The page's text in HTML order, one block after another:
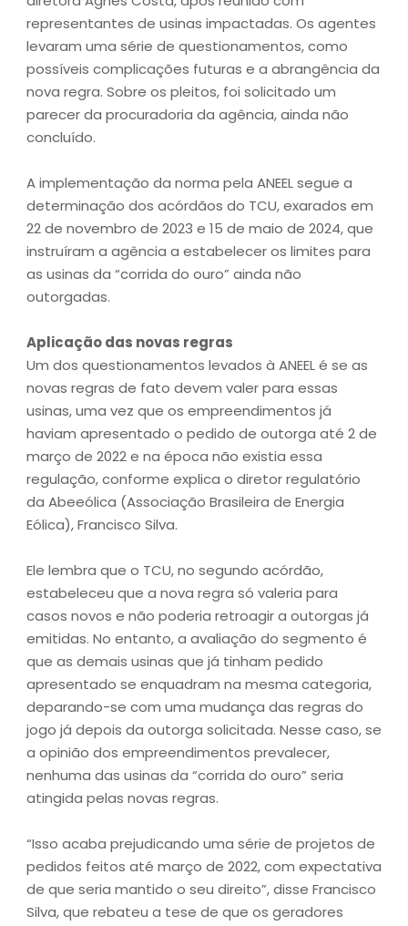
representantes de usinas impactadas. Os agentes
levaram uma série de questionamentos, como
possíveis complicações futuras e a abrangência da
nova regra. Sobre os pleitos, foi solicitado um
parecer da procuradoria da agência, ainda não
concluído.
A implementação da norma pela ANEEL segue a
determinação dos acórdãos do TCU, exarados em
22 de novembro de 2023 e 15 de maio de 2024, que
instruíram a agência a estabelecer os limites para
as usinas da “corrida do ouro” ainda não
outorgadas.
Aplicação das novas regras
Um dos questionamentos levados à ANEEL é se as
novas regras de fato devem valer para essas
usinas, uma vez que os empreendimentos já
haviam apresentado o pedido de outorga até 2 de
março de 2022 e na época não existia essa
regulação, conforme explica o diretor regulatório
da Abeeólica (Associação Brasileira de Energia
Eólica), Francisco Silva.
Ele lembra que o TCU, no segundo acórdão,
estabeleceu que a nova regra só valeria para
casos novos e não poderia retroagir a outorgas já
emitidas. No entanto, a avaliação do segmento é
que as demais usinas que já tinham pedido
apresentado se enquadram na mesma categoria,
deparando-se com uma mudança das regras do
jogo já depois da outorga solicitada. Nesse caso, se
a opinião dos empreendimentos prevalecer,
nenhuma das usinas da “corrida do ouro” seria
atingida pelas novas regras.
“Isso acaba prejudicando uma série de projetos de
pedidos feitos até março de 2022, com expectativa
de que seria mantido o seu direito”, disse Francisco
Silva, que rebateu a tese de que os geradores